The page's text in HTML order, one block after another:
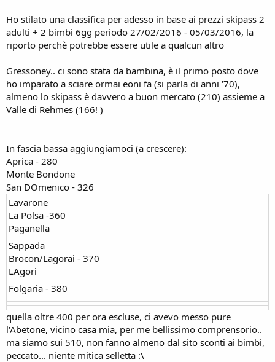
Ho stilato una classifica per adesso in base ai prezzi skipass 2
adulti + 2 bimbi 6gg periodo 27/02/2016 - 05/03/2016, la
riporto perchè potrebbe essere utile a qualcun altro
Gressoney.. ci sono stata da bambina, è il primo posto dove
ho imparato a sciare ormai eoni fa (si parla di anni '70),
almeno lo skipass è davvero a buon mercato (210) assieme a
Valle di Rehmes (166! )
In fascia bassa aggiungiamoci (a crescere):
Aprica - 280
Monte Bondone
San DOmenico - 326
Lavarone
La Polsa -360
Paganella
Sappada
Brocon/Lagorai - 370
LAgori
Folgaria - 380
quella oltre 400 per ora escluse, ci avevo messo pure
l'Abetone, vicino casa mia, per me bellissimo comprensorio..
ma siamo sui 510, non fanno almeno dal sito sconti ai bimbi,
peccato... niente mitica selletta :\